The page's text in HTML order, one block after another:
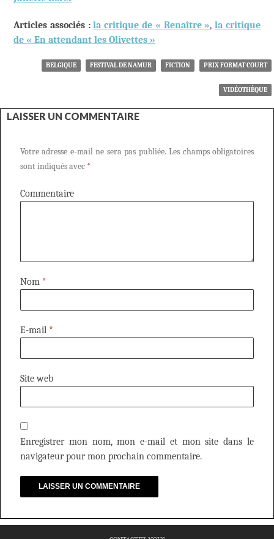
Articles associés :la critique de « Renaître »,la critique
de « En attendant les Olivettes »
BELGIQUE FESTIVAL DE NAMUR FICTION PRIX FORMAT COURT
VIDÉOTHÈQUE
LAISSER UN COMMENTAIRE
Votre adresse e-mail ne sera pas publiée. Les champs obligatoires
sont indiqués avec *
Commentaire
Nom *
E-mail *
Site web
Enregistrer mon nom, mon e-mail et mon site dans le
navigateur pour mon prochain commentaire.